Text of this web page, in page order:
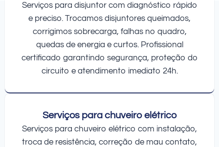
Serviços para disjuntor com diagnóstico rápido
e preciso. Trocamos disjuntores queimados,
corrigimos sobrecarga, falhas no quadro,
quedas de energia e curtos. Profissional
certificado garantindo segurança, proteção do
circuito e atendimento imediato 24h.
Serviços para chuveiro elétrico
Serviços para chuveiro elétrico com instalação,
troca de resistência, correção de mau contato,